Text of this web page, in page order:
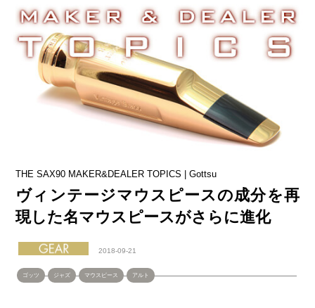
THE SAX90 MAKER&DEALER TOPICS | Gottsu
ヴィンテージマウスピースの成分を再
現した名マウスピースがさらに進化
2018-09-21
ゴッツ ジャズ マウスピース アルト